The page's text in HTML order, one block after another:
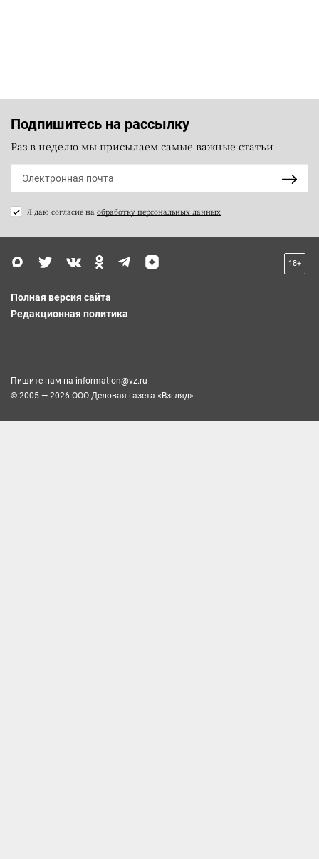
Подпишитесь на рассылку
Раз в неделю мы присылаем самые важные статьи
Я даю согласие на обработку персональных данных
18+
Полная версия сайта
Редакционная политика
Пишите нам на information@vz.ru
© 2005 — 2026 ООО Деловая газета «Взгляд»